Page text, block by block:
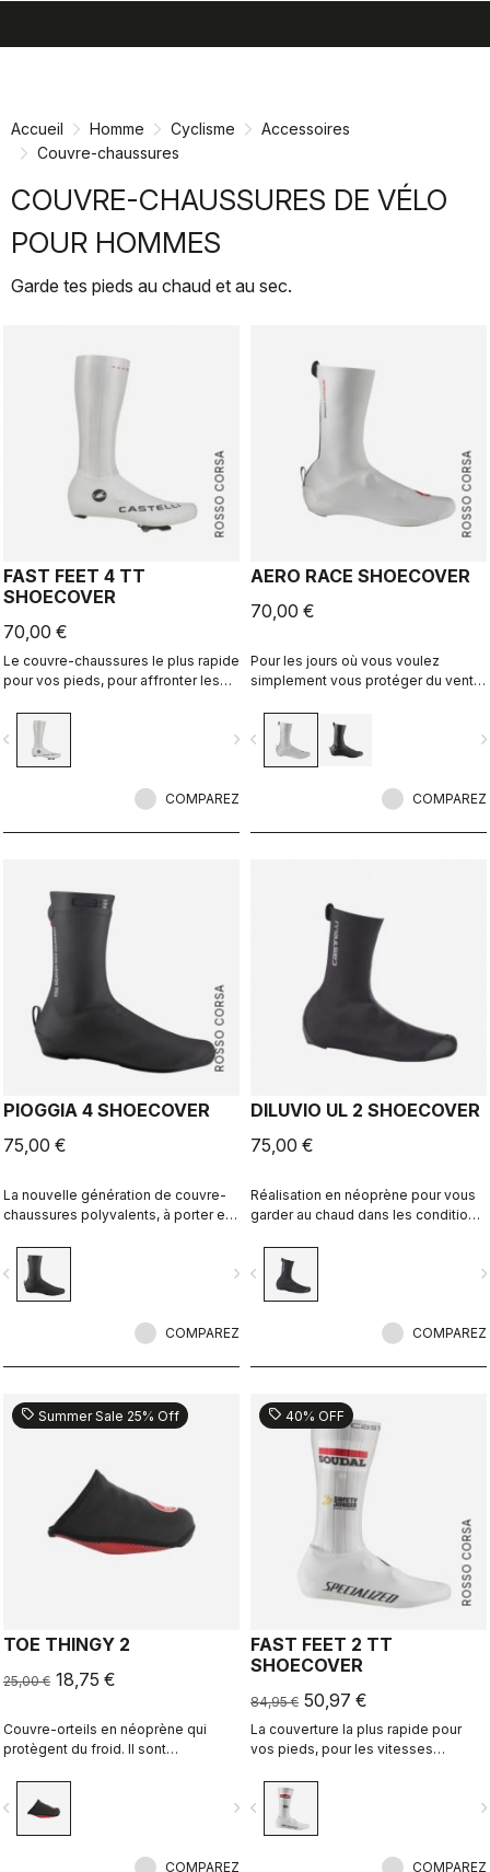
directement
navigation
directement
Accueil Homme Cyclisme
Accessoires
Couvre-chaussures
COUVRE-CHAUSSURES DE VÉLO
POUR HOMMES
Garde tes pieds au chaud et au sec.
ROSSO CORSA
FAST FEET 4 TT
SHOECOVER
70,00 €
Le couvre-chaussures le plus rapide
pour vos pieds, pour affronter les
contre la montre.
navigate_next
COMPAREZ
ROSSO CORSA
AERO RACE SHOECOVER
70,00 €
Pour les jours où vous voulez
simplement vous protéger du vent
encombré. Le tissu fin et extensible
épouse la forme de la chaussure
pour un ajustement parfait et une
protégeant du vent et de l'humidité.
navigate_before
COMPAREZ
ROSSO CORSA
PIOGGIA 4 SHOECOVER
75,00 €
La nouvelle génération de couvre-
chaussures polyvalents, à porter en
protection maximale par temps sec
comme humide, ces couvre-
chaussures chauds et confortables
une doublure en polaire.
navigate_next
COMPAREZ
DILUVIO UL 2 SHOECOVER
75,00 €
Réalisation en néoprène pour vous
garder au chaud dans les conditions
pour la route ou le gravel.
navigate_before
COMPAREZ
sell Summer Sale 25% Off
TOE THINGY 2
25,00 € 18,75 €
Couvre-orteils en néoprène qui
protègent du froid. Il sont
chaussures.
navigate_next
COMPAREZ
ROSSO CORSA
sell 40% OFF
FAST FEET 2 TT
SHOECOVER
84,95 € 50,97 €
La couverture la plus rapide pour
vos pieds, pour les vitesses
navigate_before
COMPAREZ